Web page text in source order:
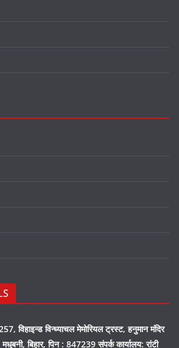
विहाइन्ड विन्ध्याचल मेमोरियल ट्रस्ट, हनुमान मंदिर
बिहार, पिन : 847239 संपर्क कार्यालय: रांटी